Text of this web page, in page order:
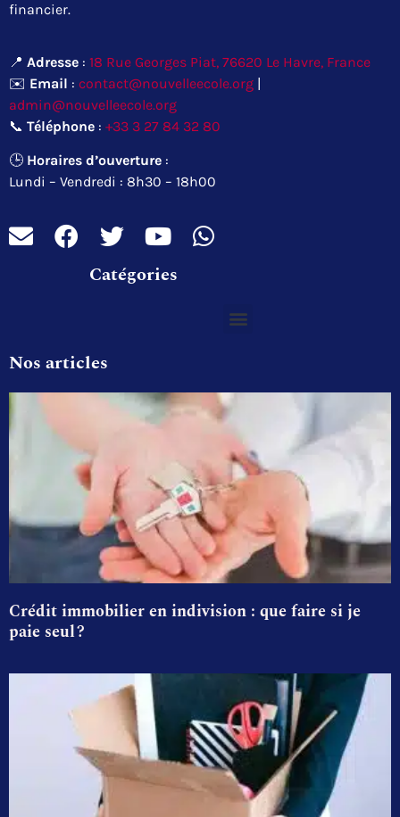
financier.
📍 Adresse : 18 Rue Georges Piat, 76620 Le Havre, France
✉️ Email : contact@nouvelleecole.org |
admin@nouvelleecole.org
📞 Téléphone : +33 3 27 84 32 80
🕒 Horaires d’ouverture :
Lundi – Vendredi : 8h30 – 18h00
Catégories
Nos articles
Crédit immobilier en indivision : que faire si je
paie seul ?